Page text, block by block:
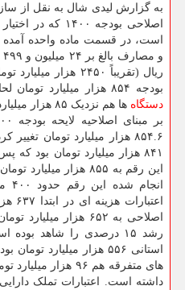
به گزارش لیدی شال به نقل از
اصلاحی بودجه
ریال (تقریباً ۲۴۵۰
بودجه ۸۵۴ هزار میلیارد تومان لحاظ شده است. درامد اختصاصی
دستگاه
ها هم نزدیک
۸۵۴.۶ هزار میلیارد تومان
۸۴۱ هزار میلیارد تومان بود
این رقم به ۸۵۵ هزار
اصلاحی به ۶۵۲ هزار
رشد ۱۵ درصدی را شاهد